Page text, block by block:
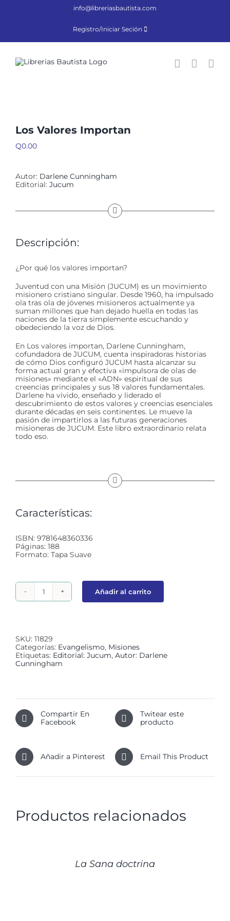
info@libreriasbautista.com
Registro/Iniciar Seción
Los Valores Importan
Q0.00
Autor: Darlene Cunningham
Editorial: Jucum
Descripción:
¿Por qué los valores importan?
Juventud con una Misión (JUCUM) es un movimiento
misionero cristiano singular. Desde 1960, ha impulsado
ola tras ola de jóvenes misioneros actualmente ya
suman millones que han dejado huella en todas las
naciones de la tierra simplemente escuchando y
obedeciendo la voz de Dios.
En Los valores importan, Darlene Cunningham,
cofundadora de JUCUM, cuenta inspiradoras historias
de cómo Dios configuró JUCUM hasta alcanzar su
forma actual gran y efectiva «impulsora de olas de
misiones» mediante el «ADN» espiritual de sus
creencias principales y sus 18 valores fundamentales.
Darlene ha vivido, enseñado y liderado el
descubrimiento de estos valores y creencias esenciales
durante décadas en seis continentes. Le mueve la
pasión de impartirlos a las futuras generaciones
misioneras de JUCUM. Este libro extraordinario relata
todo eso.
Características:
ISBN: 9781648360336
Páginas: 188
Formato: Tapa Suave
Los
Valores
Añadir al carrito
SKU: 11829
Categorías: Evangelismo, Misiones
Etiquetas: Editorial: Jucum, Autor: Darlene
Cunningham
Compartir En
Facebook
Twitear este
producto
Añadir a Pinterest Email This Product
Productos relacionados
La Sana doctrina